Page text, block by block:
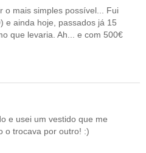
o mais simples possível... Fui
e ainda hoje, passados já 15
que levaria. Ah... e com 500€
e usei um vestido que me
o trocava por outro! :)